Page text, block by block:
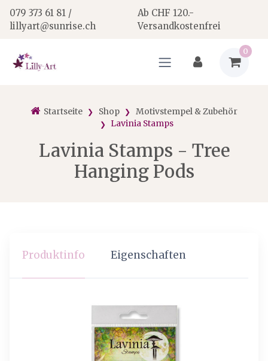
079 373 61 81 /
lillyart@sunrise.ch
Ab CHF 120.-
Versandkostenfrei
0
Startseite Shop
Motivstempel & Zubehör
Lavinia Stamps
Lavinia Stamps - Tree
Hanging Pods
Produktinfo Eigenschaften